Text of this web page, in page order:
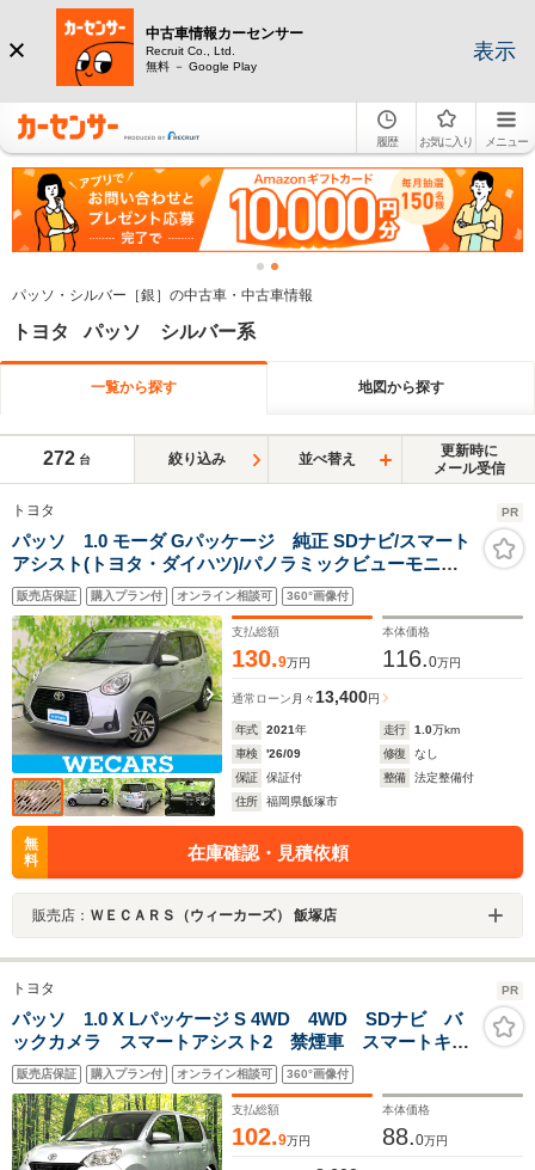
中古車情報カーセンサー
Recruit Co., Ltd.
無料 － Google Play
表示
履歴 お気に入り メニュー
パッソ・シルバー［銀］の中古車・中古車情報
トヨタ パッソ シルバー系
一覧から探す 地図から探す
272 台 絞り込み 並べ替え
更新時に
メール受信
トヨタ PR
パッソ 1.0 モーダ Gパッケージ 純正 SDナビ/スマート
アシスト(トヨタ・ダイハツ)/パノラミックビューモニタ
ー/車線逸脱防止支援システム/ドライブレコーダー 前後/
ヘッドランプ LED/Bluetooth接続/ETC
販売店保証 購入プラン付 オンライン相談可 360°画像付
支払総額
130.9万円
本体価格
116.0万円
通常ローン 月々13,400円
年式 2021年 走行 1.0万km
車検
'26/09 修復
なし
保証
保証付 整備
法定整備付
住所
福岡県飯塚市
無
料
在庫確認・見積依頼
販売店： ＷＥＣＡＲＳ（ウィーカーズ） 飯塚店
トヨタ PR
パッソ 1.0 X Lパッケージ S 4WD 4WD SDナビ バ
ックカメラ スマートアシスト2 禁煙車 スマートキ
ー LEDヘッド ETC2.0 オートエアコン
Bluetooth CD DVD再生 地デジ 誤発進抑制機能
販売店保証 購入プラン付 オンライン相談可 360°画像付
支払総額
102.9万円
本体価格
88.0万円